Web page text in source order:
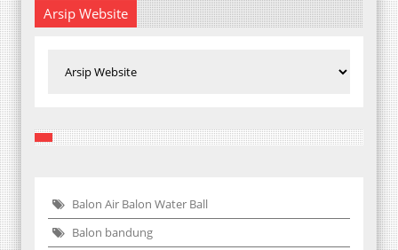
Arsip Website
Balon Air Balon Water Ball
Balon bandung